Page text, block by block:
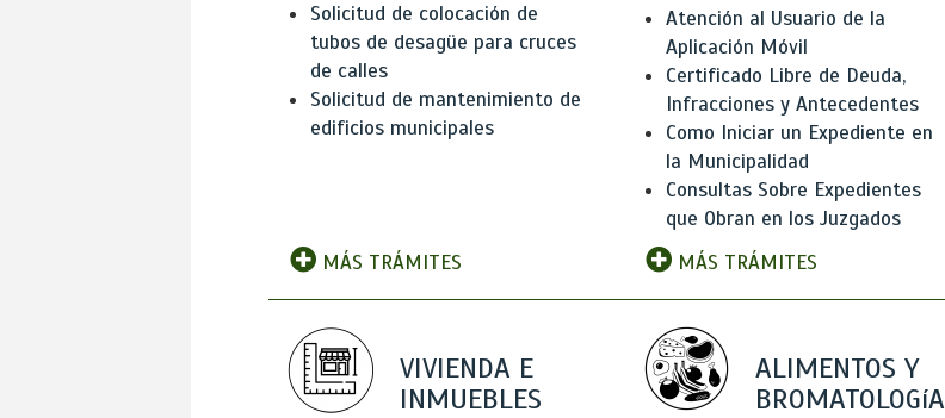
Solicitud de colocación de
tubos de desagüe para cruces
de calles
Solicitud de mantenimiento de
edificios municipales
MÁS TRÁMITES
Atención al Usuario de la
Aplicación Móvil
Certificado Libre de Deuda,
Infracciones y Antecedentes
Como Iniciar un Expediente en
la Municipalidad
Consultas Sobre Expedientes
que Obran en los Juzgados
MÁS TRÁMITES
VIVIENDA E
INMUEBLES
ALIMENTOS Y
BROMATOLOGíA